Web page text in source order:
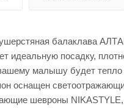
балаклава
идеальную посадку,
малышу будет
оснащен
шевроны NIKASTYLE,